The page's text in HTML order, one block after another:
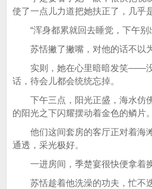
使了一点儿力道把她扶正了，几乎
“浑身都累就回去睡觉，下午别
苏恬撇了撇嘴，对他的话不以为
实则，她在心里暗暗发笑——没
话，待会儿都会统统忘掉。
下午三点，阳光正盛，海水仿
的阳光之下闪耀摆动着金色的鳞片。
他们这间套房的客厅正对着海
通透，采光极好。
一进房间，季楚宴很快便拿着换
苏恬趁着他洗澡的功夫，忙不